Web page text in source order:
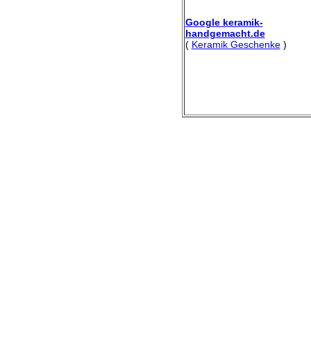
Google keramik-
handgemacht.de
( Keramik Geschenke)